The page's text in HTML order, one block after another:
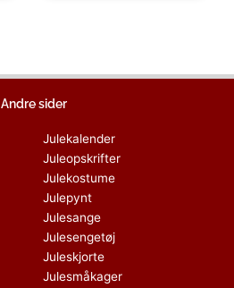
Andre sider
Julekalender
Juleopskrifter
Julekostume
Julepynt
Julesange
Julesengetøj
Juleskjorte
Julesmåkager